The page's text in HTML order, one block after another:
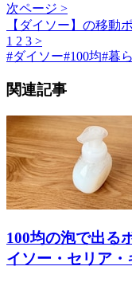
次ページ >
【ダイソー】の移動
1 2 3 >
#ダイソー#100均#暮
関連記事
100均の泡で出る
イソー・セリア・